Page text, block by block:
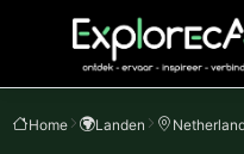
Home Landen